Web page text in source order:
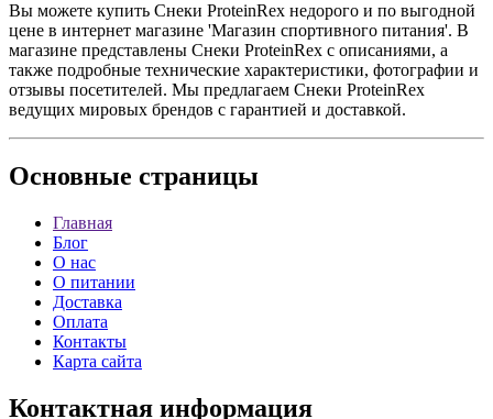
Вы можете купить Снеки ProteinRex недорого и по выгодной
цене в интернет магазине 'Магазин спортивного питания'. В
магазине представлены Снеки ProteinRex с описаниями, а
также подробные технические характеристики, фотографии и
отзывы посетителей. Мы предлагаем Снеки ProteinRex
ведущих мировых брендов с гарантией и доставкой.
Основные страницы
Главная
Блог
О нас
О питании
Доставка
Оплата
Контакты
Карта сайта
Контактная информация